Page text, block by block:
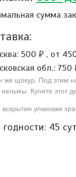
сумма
500 ₽ , от
обл.: 750
же щокур. Под этим
нельмы. Купите этот
упаковки
годности: 45